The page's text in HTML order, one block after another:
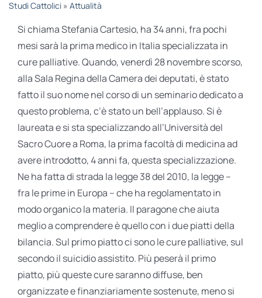
Studi Cattolici» Attualità
Si chiama Stefania Cartesio, ha 34 anni, fra pochi
mesi sarà la prima medico in Italia specializzata in
cure palliative. Quando, venerdì 28 novembre scorso,
alla Sala Regina della Camera dei deputati, è stato
fatto il suo nome nel corso di un seminario dedicato a
questo problema, c’è stato un bell’applauso. Si è
laureata e si sta specializzando all’Università del
Sacro Cuore a Roma, la prima facoltà di medicina ad
avere introdotto, 4 anni fa, questa specializzazione.
Ne ha fatta di strada la legge 38 del 2010, la legge –
fra le prime in Europa – che ha regolamentato in
modo organico la materia. Il paragone che aiuta
meglio a comprendere è quello con i due piatti della
bilancia. Sul primo piatto ci sono le cure palliative, sul
secondo il suicidio assistito. Più peserà il primo
piatto, più queste cure saranno diffuse, ben
organizzate e finanziariamente sostenute, meno si